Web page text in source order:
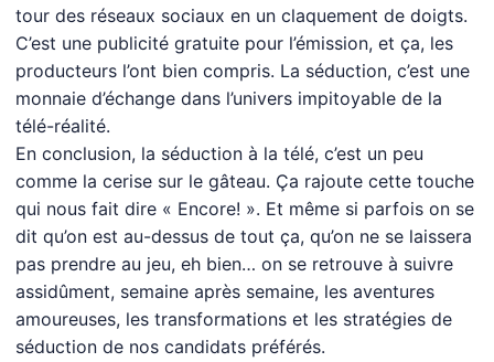
tour des réseaux sociaux en un claquement de doigts.
C’est une publicité gratuite pour l’émission, et ça, les
producteurs l’ont bien compris. La séduction, c’est une
monnaie d’échange dans l’univers impitoyable de la
télé-réalité.
En conclusion, la séduction à la télé, c’est un peu
comme la cerise sur le gâteau. Ça rajoute cette touche
qui nous fait dire « Encore! ». Et même si parfois on se
dit qu’on est au-dessus de tout ça, qu’on ne se laissera
pas prendre au jeu, eh bien… on se retrouve à suivre
assidûment, semaine après semaine, les aventures
amoureuses, les transformations et les stratégies de
séduction de nos candidats préférés.